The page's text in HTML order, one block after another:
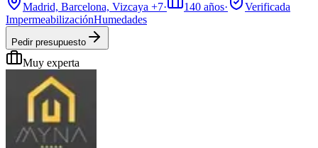
Madrid, Barcelona, Vizcaya +7· 140 años·
Verificada
ImpermeabilizaciónHumedades
Pedir presupuesto
Muy experta